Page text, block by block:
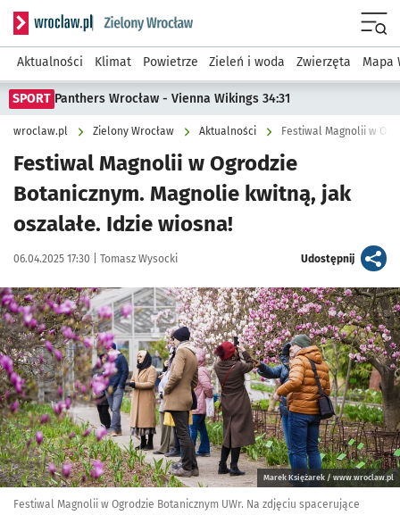
Serwis informacyjny wroclaw.pl podserwis: Środowisko we
Aktualności Klimat Powietrze Zieleń i woda Zwierzęta Mapa
SPORT Panthers Wrocław - Vienna Wikings 34:31
wroclaw.pl Zielony Wrocław Aktualności Festiwal Magnolii w
Festiwal Magnolii w Ogrodzie
Botanicznym. Magnolie kwitną, jak
oszalałe. Idzie wiosna!
Data publikacji:
06.04.2025 17:30 | Autor:
Tomasz Wysocki Udostępnijartykuł
Kliknij, aby zobaczyć galerię
Marek Księżarek / www.wroclaw.pl
Festiwal Magnolii w Ogrodzie Botanicznym UWr. Na zdjęciu spacerujące